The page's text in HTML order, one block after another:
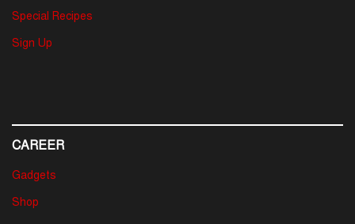
Special Recipes
Sign Up
CAREER
Gadgets
Shop